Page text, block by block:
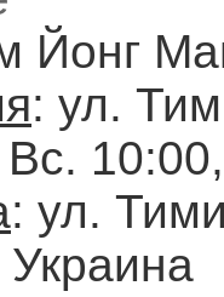
Йонг
: ул.
Вс.
: ул.
Украина